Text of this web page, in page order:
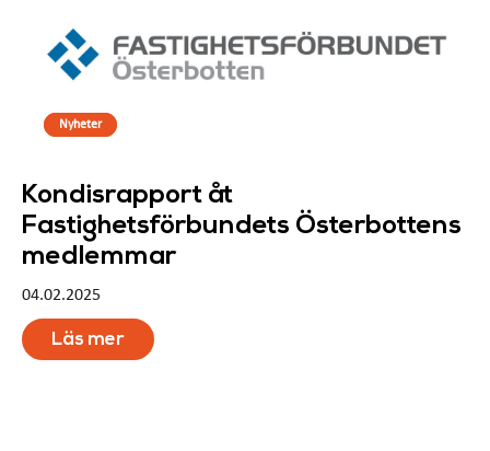
Nyheter
Kondisrapport åt
Fastighetsförbundets Österbottens
medlemmar
04.02.2025
Läs mer